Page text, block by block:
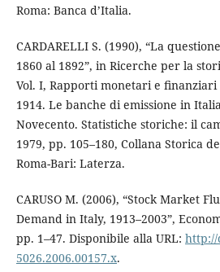
Roma: Banca d’Italia.
CARDARELLI S. (1990), “La
1860 al 1892”, in Ricerche per la
Vol. I, Rapporti monetari e
1914. Le banche di emissione in
Novecento. Statistiche storiche: il
1979, pp. 105–180, Collana Storica
Roma-Bari: Laterza.
CARUSO M. (2006), “Stock Market
Demand in Italy, 1913–2003”,
pp. 1–47. Disponibile alla URL: http://
5026.2006.00157.x.